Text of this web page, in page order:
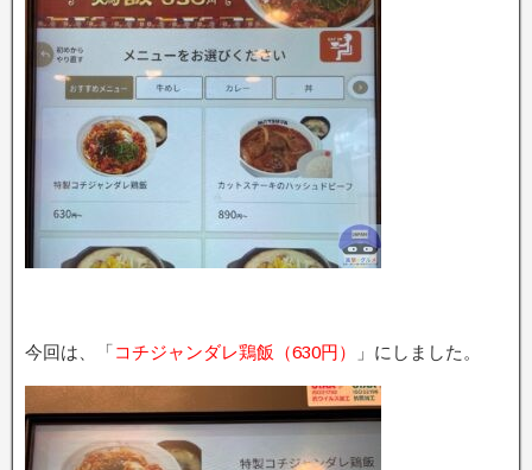
今回は、「コチジャンダレ鶏飯（630円） 」にしました。